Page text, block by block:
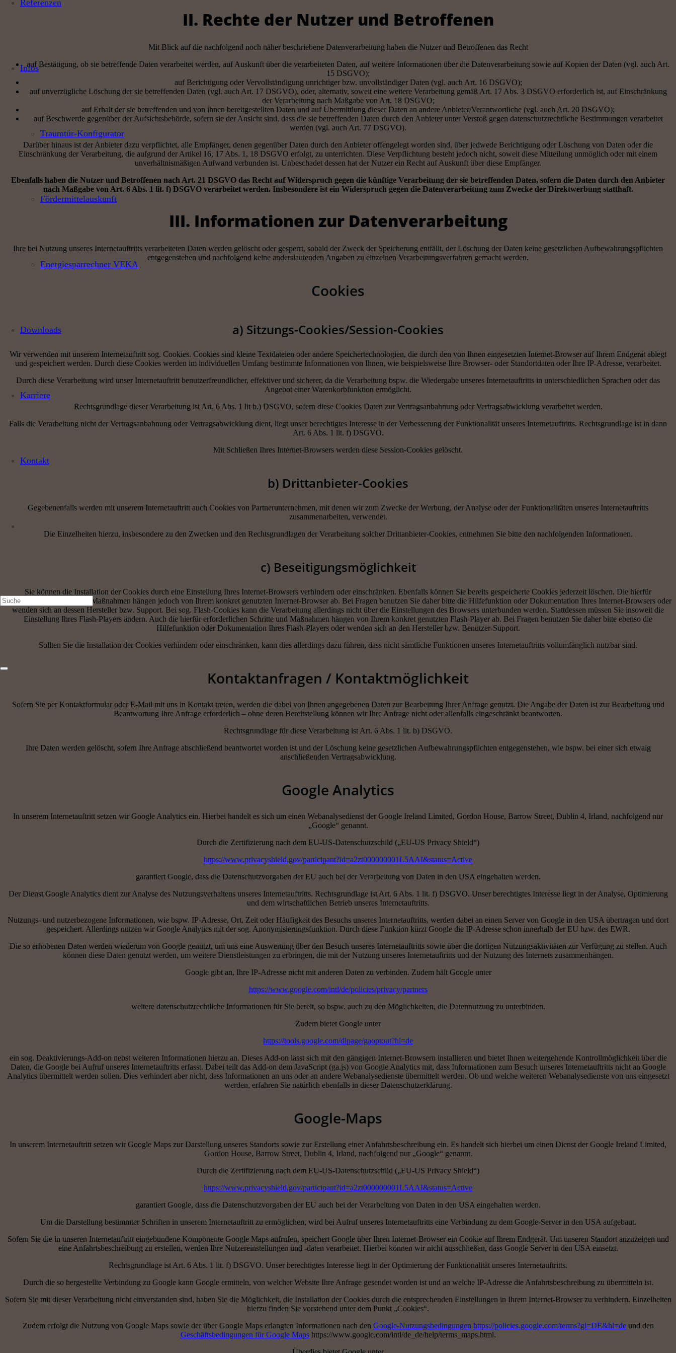
Referenzen
Infos
Traumtür-Konfigurator
Fördermittelauskunft
Energiesparrechner VEKA
Downloads
Karriere
Kontakt
II. Rechte der Nutzer und Betroffenen
Mit Blick auf die nachfolgend noch näher beschriebene Datenverarbeitung haben die Nutzer und Betroffenen das Recht
auf Bestätigung, ob sie betreffende Daten verarbeitet werden, auf Auskunft über die verarbeiteten Daten, auf weitere Informationen über die Datenverarbeitung sowie auf Kopien der Daten (vgl. auch Art.
15 DSGVO);
auf Berichtigung oder Vervollständigung unrichtiger bzw. unvollständiger Daten (vgl. auch Art. 16 DSGVO);
auf unverzügliche Löschung der sie betreffenden Daten (vgl. auch Art. 17 DSGVO), oder, alternativ, soweit eine weitere Verarbeitung gemäß Art. 17 Abs. 3 DSGVO erforderlich ist, auf Einschränkung
der Verarbeitung nach Maßgabe von Art. 18 DSGVO;
auf Erhalt der sie betreffenden und von ihnen bereitgestellten Daten und auf Übermittlung dieser Daten an andere Anbieter/Verantwortliche (vgl. auch Art. 20 DSGVO);
auf Beschwerde gegenüber der Aufsichtsbehörde, sofern sie der Ansicht sind, dass die sie betreffenden Daten durch den Anbieter unter Verstoß gegen datenschutzrechtliche Bestimmungen verarbeitet
werden (vgl. auch Art. 77 DSGVO).
Darüber hinaus ist der Anbieter dazu verpflichtet, alle Empfänger, denen gegenüber Daten durch den Anbieter offengelegt worden sind, über jedwede Berichtigung oder Löschung von Daten oder die
Einschränkung der Verarbeitung, die aufgrund der Artikel 16, 17 Abs. 1, 18 DSGVO erfolgt, zu unterrichten. Diese Verpflichtung besteht jedoch nicht, soweit diese Mitteilung unmöglich oder mit einem
unverhältnismäßigen Aufwand verbunden ist. Unbeschadet dessen hat der Nutzer ein Recht auf Auskunft über diese Empfänger.
Ebenfalls haben die Nutzer und Betroffenen nach Art. 21 DSGVO das Recht auf Widerspruch gegen die künftige Verarbeitung der sie betreffenden Daten, sofern die Daten durch den Anbieter
nach Maßgabe von Art. 6 Abs. 1 lit. f) DSGVO verarbeitet werden. Insbesondere ist ein Widerspruch gegen die Datenverarbeitung zum Zwecke der Direktwerbung statthaft.
III. Informationen zur Datenverarbeitung
Ihre bei Nutzung unseres Internetauftritts verarbeiteten Daten werden gelöscht oder gesperrt, sobald der Zweck der Speicherung entfällt, der Löschung der Daten keine gesetzlichen Aufbewahrungspflichten
entgegenstehen und nachfolgend keine anderslautenden Angaben zu einzelnen Verarbeitungsverfahren gemacht werden.
Cookies
a) Sitzungs-Cookies/Session-Cookies
Wir verwenden mit unserem Internetauftritt sog. Cookies. Cookies sind kleine Textdateien oder andere Speichertechnologien, die durch den von Ihnen eingesetzten Internet-Browser auf Ihrem Endgerät ablegt
und gespeichert werden. Durch diese Cookies werden im individuellen Umfang bestimmte Informationen von Ihnen, wie beispielsweise Ihre Browser- oder Standortdaten oder Ihre IP-Adresse, verarbeitet.
Durch diese Verarbeitung wird unser Internetauftritt benutzerfreundlicher, effektiver und sicherer, da die Verarbeitung bspw. die Wiedergabe unseres Internetauftritts in unterschiedlichen Sprachen oder das
Angebot einer Warenkorbfunktion ermöglicht.
Rechtsgrundlage dieser Verarbeitung ist Art. 6 Abs. 1 lit b.) DSGVO, sofern diese Cookies Daten zur Vertragsanbahnung oder Vertragsabwicklung verarbeitet werden.
Falls die Verarbeitung nicht der Vertragsanbahnung oder Vertragsabwicklung dient, liegt unser berechtigtes Interesse in der Verbesserung der Funktionalität unseres Internetauftritts. Rechtsgrundlage ist in dann
Art. 6 Abs. 1 lit. f) DSGVO.
Mit Schließen Ihres Internet-Browsers werden diese Session-Cookies gelöscht.
b) Drittanbieter-Cookies
Gegebenenfalls werden mit unserem Internetauftritt auch Cookies von Partnerunternehmen, mit denen wir zum Zwecke der Werbung, der Analyse oder der Funktionalitäten unseres Internetauftritts
zusammenarbeiten, verwendet.
Die Einzelheiten hierzu, insbesondere zu den Zwecken und den Rechtsgrundlagen der Verarbeitung solcher Drittanbieter-Cookies, entnehmen Sie bitte den nachfolgenden Informationen.
c) Beseitigungsmöglichkeit
Sie können die Installation der Cookies durch eine Einstellung Ihres Internet-Browsers verhindern oder einschränken. Ebenfalls können Sie bereits gespeicherte Cookies jederzeit löschen. Die hierfür
erforderlichen Schritte und Maßnahmen hängen jedoch von Ihrem konkret genutzten Internet-Browser ab. Bei Fragen benutzen Sie daher bitte die Hilfefunktion oder Dokumentation Ihres Internet-Browsers oder
wenden sich an dessen Hersteller bzw. Support. Bei sog. Flash-Cookies kann die Verarbeitung allerdings nicht über die Einstellungen des Browsers unterbunden werden. Stattdessen müssen Sie insoweit die
Einstellung Ihres Flash-Players ändern. Auch die hierfür erforderlichen Schritte und Maßnahmen hängen von Ihrem konkret genutzten Flash-Player ab. Bei Fragen benutzen Sie daher bitte ebenso die
Hilfefunktion oder Dokumentation Ihres Flash-Players oder wenden sich an den Hersteller bzw. Benutzer-Support.
Sollten Sie die Installation der Cookies verhindern oder einschränken, kann dies allerdings dazu führen, dass nicht sämtliche Funktionen unseres Internetauftritts vollumfänglich nutzbar sind.
Kontaktanfragen / Kontaktmöglichkeit
Sofern Sie per Kontaktformular oder E-Mail mit uns in Kontakt treten, werden die dabei von Ihnen angegebenen Daten zur Bearbeitung Ihrer Anfrage genutzt. Die Angabe der Daten ist zur Bearbeitung und
Beantwortung Ihre Anfrage erforderlich – ohne deren Bereitstellung können wir Ihre Anfrage nicht oder allenfalls eingeschränkt beantworten.
Rechtsgrundlage für diese Verarbeitung ist Art. 6 Abs. 1 lit. b) DSGVO.
Ihre Daten werden gelöscht, sofern Ihre Anfrage abschließend beantwortet worden ist und der Löschung keine gesetzlichen Aufbewahrungspflichten entgegenstehen, wie bspw. bei einer sich etwaig
anschließenden Vertragsabwicklung.
Google Analytics
In unserem Internetauftritt setzen wir Google Analytics ein. Hierbei handelt es sich um einen Webanalysedienst der Google Ireland Limited, Gordon House, Barrow Street, Dublin 4, Irland, nachfolgend nur
„Google“ genannt.
Durch die Zertifizierung nach dem EU-US-Datenschutzschild („EU-US Privacy Shield“)
https://www.privacyshield.gov/participant?id=a2zt000000001L5AAI&status=Active
garantiert Google, dass die Datenschutzvorgaben der EU auch bei der Verarbeitung von Daten in den USA eingehalten werden.
Der Dienst Google Analytics dient zur Analyse des Nutzungsverhaltens unseres Internetauftritts. Rechtsgrundlage ist Art. 6 Abs. 1 lit. f) DSGVO. Unser berechtigtes Interesse liegt in der Analyse, Optimierung
und dem wirtschaftlichen Betrieb unseres Internetauftritts.
Nutzungs- und nutzerbezogene Informationen, wie bspw. IP-Adresse, Ort, Zeit oder Häufigkeit des Besuchs unseres Internetauftritts, werden dabei an einen Server von Google in den USA übertragen und dort
gespeichert. Allerdings nutzen wir Google Analytics mit der sog. Anonymisierungsfunktion. Durch diese Funktion kürzt Google die IP-Adresse schon innerhalb der EU bzw. des EWR.
Die so erhobenen Daten werden wiederum von Google genutzt, um uns eine Auswertung über den Besuch unseres Internetauftritts sowie über die dortigen Nutzungsaktivitäten zur Verfügung zu stellen. Auch
können diese Daten genutzt werden, um weitere Dienstleistungen zu erbringen, die mit der Nutzung unseres Internetauftritts und der Nutzung des Internets zusammenhängen.
Google gibt an, Ihre IP-Adresse nicht mit anderen Daten zu verbinden. Zudem hält Google unter
https://www.google.com/intl/de/policies/privacy/partners
weitere datenschutzrechtliche Informationen für Sie bereit, so bspw. auch zu den Möglichkeiten, die Datennutzung zu unterbinden.
Zudem bietet Google unter
https://tools.google.com/dlpage/gaoptout?hl=de
ein sog. Deaktivierungs-Add-on nebst weiteren Informationen hierzu an. Dieses Add-on lässt sich mit den gängigen Internet-Browsern installieren und bietet Ihnen weitergehende Kontrollmöglichkeit über die
Daten, die Google bei Aufruf unseres Internetauftritts erfasst. Dabei teilt das Add-on dem JavaScript (ga.js) von Google Analytics mit, dass Informationen zum Besuch unseres Internetauftritts nicht an Google
Analytics übermittelt werden sollen. Dies verhindert aber nicht, dass Informationen an uns oder an andere Webanalysedienste übermittelt werden. Ob und welche weiteren Webanalysedienste von uns eingesetzt
werden, erfahren Sie natürlich ebenfalls in dieser Datenschutzerklärung.
Google-Maps
In unserem Internetauftritt setzen wir Google Maps zur Darstellung unseres Standorts sowie zur Erstellung einer Anfahrtsbeschreibung ein. Es handelt sich hierbei um einen Dienst der Google Ireland Limited,
Gordon House, Barrow Street, Dublin 4, Irland, nachfolgend nur „Google“ genannt.
Durch die Zertifizierung nach dem EU-US-Datenschutzschild („EU-US Privacy Shield“)
https://www.privacyshield.gov/participant?id=a2zt000000001L5AAI&status=Active
garantiert Google, dass die Datenschutzvorgaben der EU auch bei der Verarbeitung von Daten in den USA eingehalten werden.
Um die Darstellung bestimmter Schriften in unserem Internetauftritt zu ermöglichen, wird bei Aufruf unseres Internetauftritts eine Verbindung zu dem Google-Server in den USA aufgebaut.
Sofern Sie die in unseren Internetauftritt eingebundene Komponente Google Maps aufrufen, speichert Google über Ihren Internet-Browser ein Cookie auf Ihrem Endgerät. Um unseren Standort anzuzeigen und
eine Anfahrtsbeschreibung zu erstellen, werden Ihre Nutzereinstellungen und -daten verarbeitet. Hierbei können wir nicht ausschließen, dass Google Server in den USA einsetzt.
Rechtsgrundlage ist Art. 6 Abs. 1 lit. f) DSGVO. Unser berechtigtes Interesse liegt in der Optimierung der Funktionalität unseres Internetauftritts.
Durch die so hergestellte Verbindung zu Google kann Google ermitteln, von welcher Website Ihre Anfrage gesendet worden ist und an welche IP-Adresse die Anfahrtsbeschreibung zu übermitteln ist.
Sofern Sie mit dieser Verarbeitung nicht einverstanden sind, haben Sie die Möglichkeit, die Installation der Cookies durch die entsprechenden Einstellungen in Ihrem Internet-Browser zu verhindern. Einzelheiten
hierzu finden Sie vorstehend unter dem Punkt „Cookies“.
Zudem erfolgt die Nutzung von Google Maps sowie der über Google Maps erlangten Informationen nach den Google-Nutzungsbedingungen https://policies.google.com/terms?gl=DE&hl=deund den
Geschäftsbedingungen für Google Mapshttps://www.google.com/intl/de_de/help/terms_maps.html.